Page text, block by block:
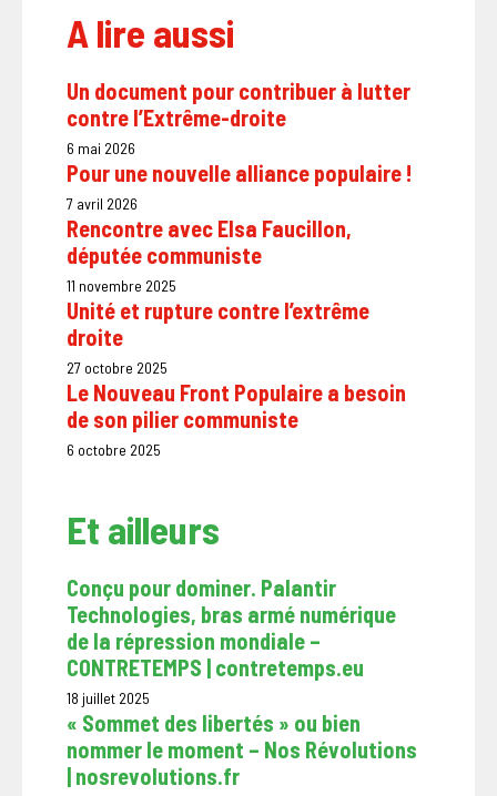
A lire aussi
Un document pour contribuer à lutter
contre l’Extrême-droite
6 mai 2026
Pour une nouvelle alliance populaire !
7 avril 2026
Rencontre avec Elsa Faucillon,
députée communiste
11 novembre 2025
Unité et rupture contre l’extrême
droite
27 octobre 2025
Le Nouveau Front Populaire a besoin
de son pilier communiste
6 octobre 2025
Et ailleurs
Conçu pour dominer. Palantir
Technologies, bras armé numérique
de la répression mondiale –
CONTRETEMPS | contretemps.eu
18 juillet 2025
« Sommet des libertés » ou bien
nommer le moment – Nos Révolutions
| nosrevolutions.fr